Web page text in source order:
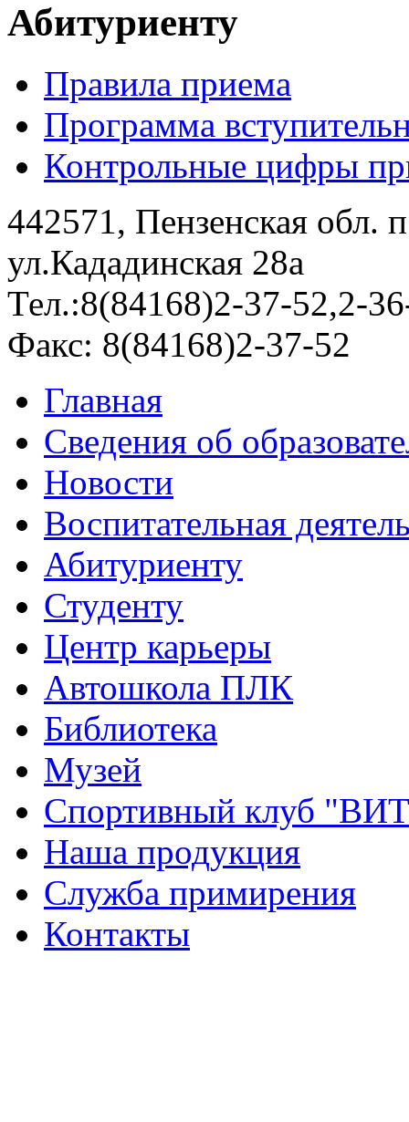
Абитуриенту
Правила приема
Программа
Контрольные цифры
442571, Пензенская обл.
ул.Кададинская 28а
Тел.:8(84168)2-37-52,2-
Факс: 8(84168)2-37-52
Главная
Сведения об
Новости
Воспитательная
Абитуриенту
Студенту
Центр карьеры
Автошкола ПЛК
Библиотека
Музей
Спортивный клуб
Наша продукция
Служба примирения
Контакты